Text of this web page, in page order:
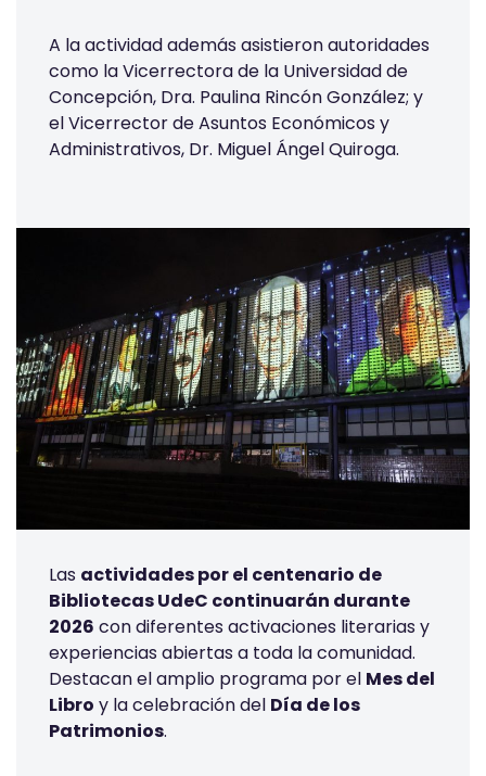
A la actividad además asistieron autoridades
como la Vicerrectora de la Universidad de
Concepción, Dra. Paulina Rincón González; y
el Vicerrector de Asuntos Económicos y
Administrativos, Dr. Miguel Ángel Quiroga.
Las actividades por el centenario de
Bibliotecas UdeC continuarán durante
2026 con diferentes activaciones literarias y
experiencias abiertas a toda la comunidad.
Destacan el amplio programa por el Mes del
Libro y la celebración del Día de los
Patrimonios.